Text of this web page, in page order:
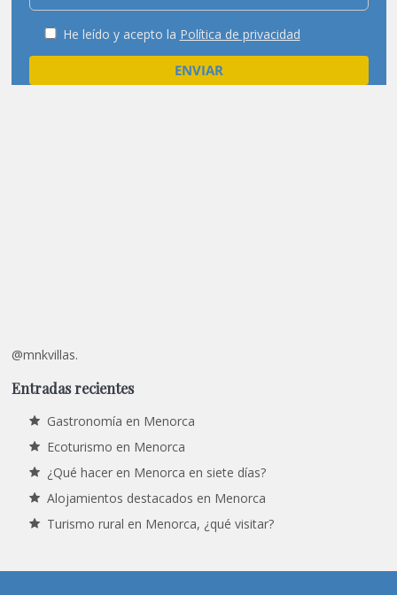
He leído y acepto la Política de privacidad
@mnkvillas.
Entradas recientes
Gastronomía en Menorca
Ecoturismo en Menorca
¿Qué hacer en Menorca en siete días?
Alojamientos destacados en Menorca
Turismo rural en Menorca, ¿qué visitar?